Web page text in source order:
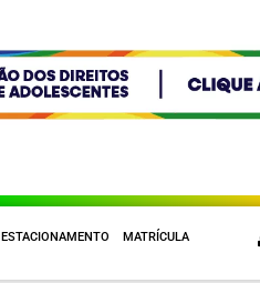
ESTACIONAMENTO MATRÍCULA